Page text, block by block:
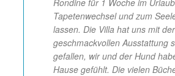
Rondine für 1 Woche im
Tapetenwechsel und zum
lassen. Die Villa hat uns mit der
geschmackvollen Ausstattung
gefallen, wir und der Hund
Hause gefühlt. Die vielen